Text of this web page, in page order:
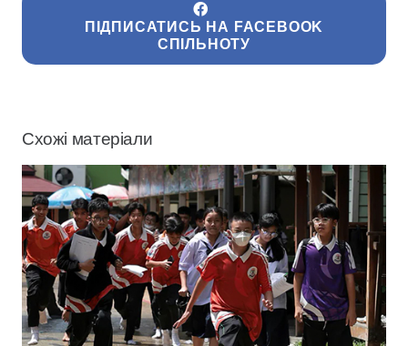
ПІДПИСАТИСЬ НА FACEBOOK
СПІЛЬНОТУ
Схожі матеріали